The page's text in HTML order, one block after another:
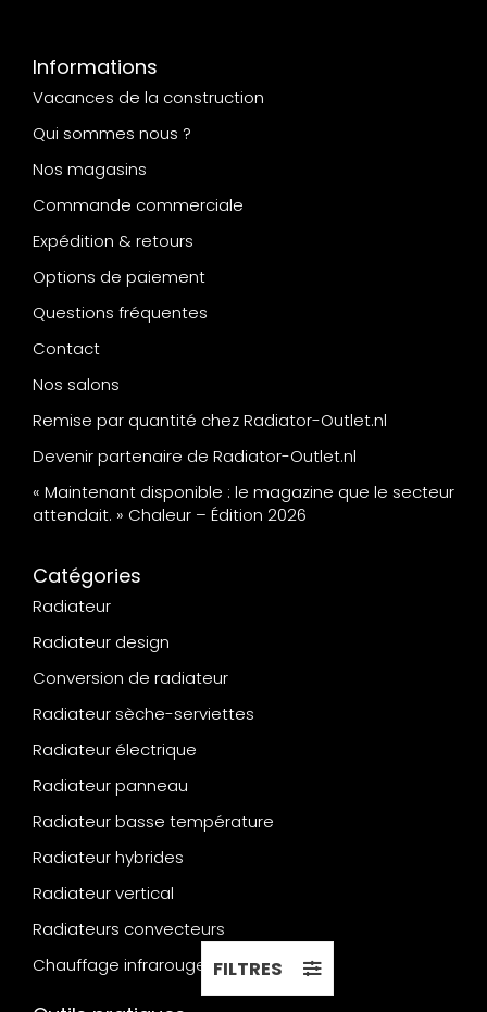
Informations
Vacances de la construction
Qui sommes nous ?
Nos magasins
Commande commerciale
Expédition & retours
Options de paiement
Questions fréquentes
Contact
Nos salons
Remise par quantité chez Radiator-Outlet.nl
Devenir partenaire de Radiator-Outlet.nl
« Maintenant disponible : le magazine que le secteur
attendait. » Chaleur – Édition 2026
Catégories
Radiateur
Radiateur design
Conversion de radiateur
Radiateur sèche-serviettes
Radiateur électrique
Radiateur panneau
Radiateur basse température
Radiateur hybrides
Radiateur vertical
Radiateurs convecteurs
Chauffage infrarouge FILTRES